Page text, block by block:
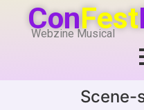
ConFest
Webzine Musical
Scene-